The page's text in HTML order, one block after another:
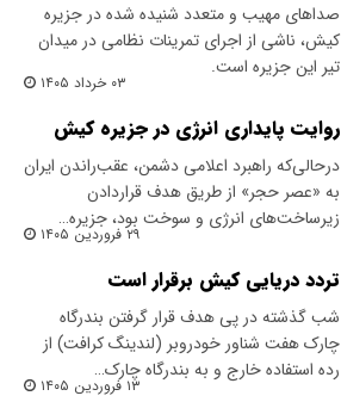
صداهای مهیب و متعدد شنیده شده در جزیره
کیش، ناشی از اجرای تمرینات نظامی در میدان
تیر این جزیره است.
۰۳ خرداد ۱۴۰۵
روایت پایداری انرژی در جزیره کیش
در‌حالی‌که راهبرد اعلامی دشمن، عقب‌راندن ایران
به «عصر حجر» از طریق هدف قرار‌دادن
زیرساخت‌های انرژی و سوخت بود، جزیره…
۲۹ فروردین ۱۴۰۵
تردد دریایی کیش برقرار است
شب گذشته در پی هدف قرار گرفتن بندرگاه
چارک هفت شناور خودروبر (لندینگ کرافت) از
رده استفاده خارج و به بندرگاه چارک…
۱۳ فروردین ۱۴۰۵